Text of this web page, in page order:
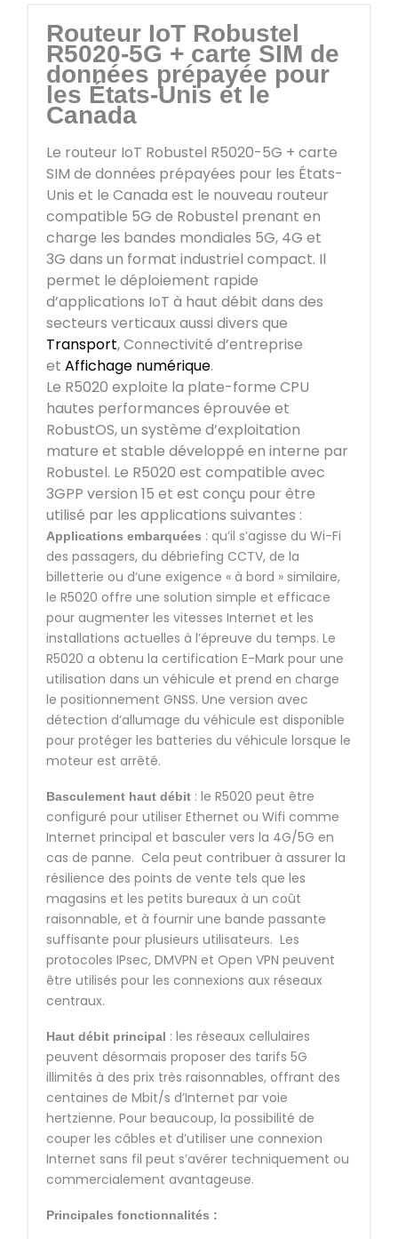
Routeur IoT Robustel
R5020-5G + carte SIM de
données prépayée pour
les États-Unis et le
Canada
Le routeur IoT Robustel R5020-5G + carte
SIM de données prépayées pour les États-
Unis et le Canada est le nouveau routeur
compatible 5G de Robustel prenant en
charge les bandes mondiales 5G, 4G et
3G dans un format industriel compact. Il
permet le déploiement rapide
d’applications IoT à haut débit dans des
secteurs verticaux aussi divers que
Transport, Connectivité d’entreprise
et Affichage numérique.
Le R5020 exploite la plate-forme CPU
hautes performances éprouvée et
RobustOS, un système d’exploitation
mature et stable développé en interne par
Robustel. Le R5020 est compatible avec
3GPP version 15 et est conçu pour être
utilisé par les applications suivantes :
Applications embarquées : qu’il s’agisse du Wi-Fi
des passagers, du débriefing CCTV, de la
billetterie ou d’une exigence « à bord » similaire,
le R5020 offre une solution simple et efficace
pour augmenter les vitesses Internet et les
installations actuelles à l’épreuve du temps. Le
R5020 a obtenu la certification E-Mark pour une
utilisation dans un véhicule et prend en charge
le positionnement GNSS. Une version avec
détection d’allumage du véhicule est disponible
pour protéger les batteries du véhicule lorsque le
moteur est arrêté.
Basculement haut débit : le R5020 peut être
configuré pour utiliser Ethernet ou Wifi comme
Internet principal et basculer vers la 4G/5G en
cas de panne. Cela peut contribuer à assurer la
résilience des points de vente tels que les
magasins et les petits bureaux à un coût
raisonnable, et à fournir une bande passante
suffisante pour plusieurs utilisateurs. Les
protocoles IPsec, DMVPN et Open VPN peuvent
être utilisés pour les connexions aux réseaux
centraux.
Haut débit principal : les réseaux cellulaires
peuvent désormais proposer des tarifs 5G
illimités à des prix très raisonnables, offrant des
centaines de Mbit/s d’Internet par voie
hertzienne. Pour beaucoup, la possibilité de
couper les câbles et d’utiliser une connexion
Internet sans fil peut s’avérer techniquement ou
commercialement avantageuse.
Principales fonctionnalités :